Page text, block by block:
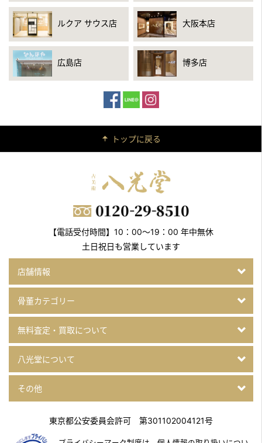
ルクア サウス店 大阪本店
広島店 博多店
トップに戻る
【電話受付時間】10：00～19：00 年中無休
土日祝日も営業しています
店舗情報
骨董カテゴリー
無料査定・買取について
八光堂について
その他
東京都公安委員会許可 第301102004121号